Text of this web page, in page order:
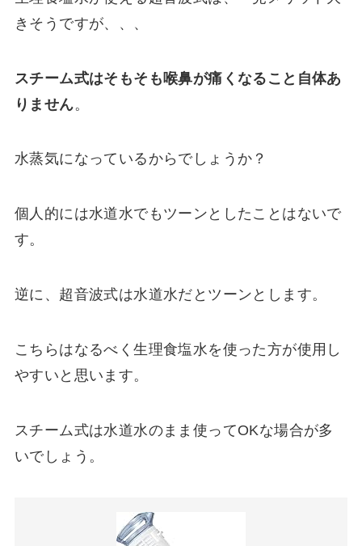
きそうですが、、、
スチーム式はそもそも喉鼻が痛くなること自体あ
りません。
水蒸気になっているからでしょうか？
個人的には水道水でもツーンとしたことはないで
す。
逆に、超音波式は水道水だとツーンとします。
こちらはなるべく生理食塩水を使った方が使用し
やすいと思います。
スチーム式は水道水のまま使ってOKな場合が多
いでしょう。